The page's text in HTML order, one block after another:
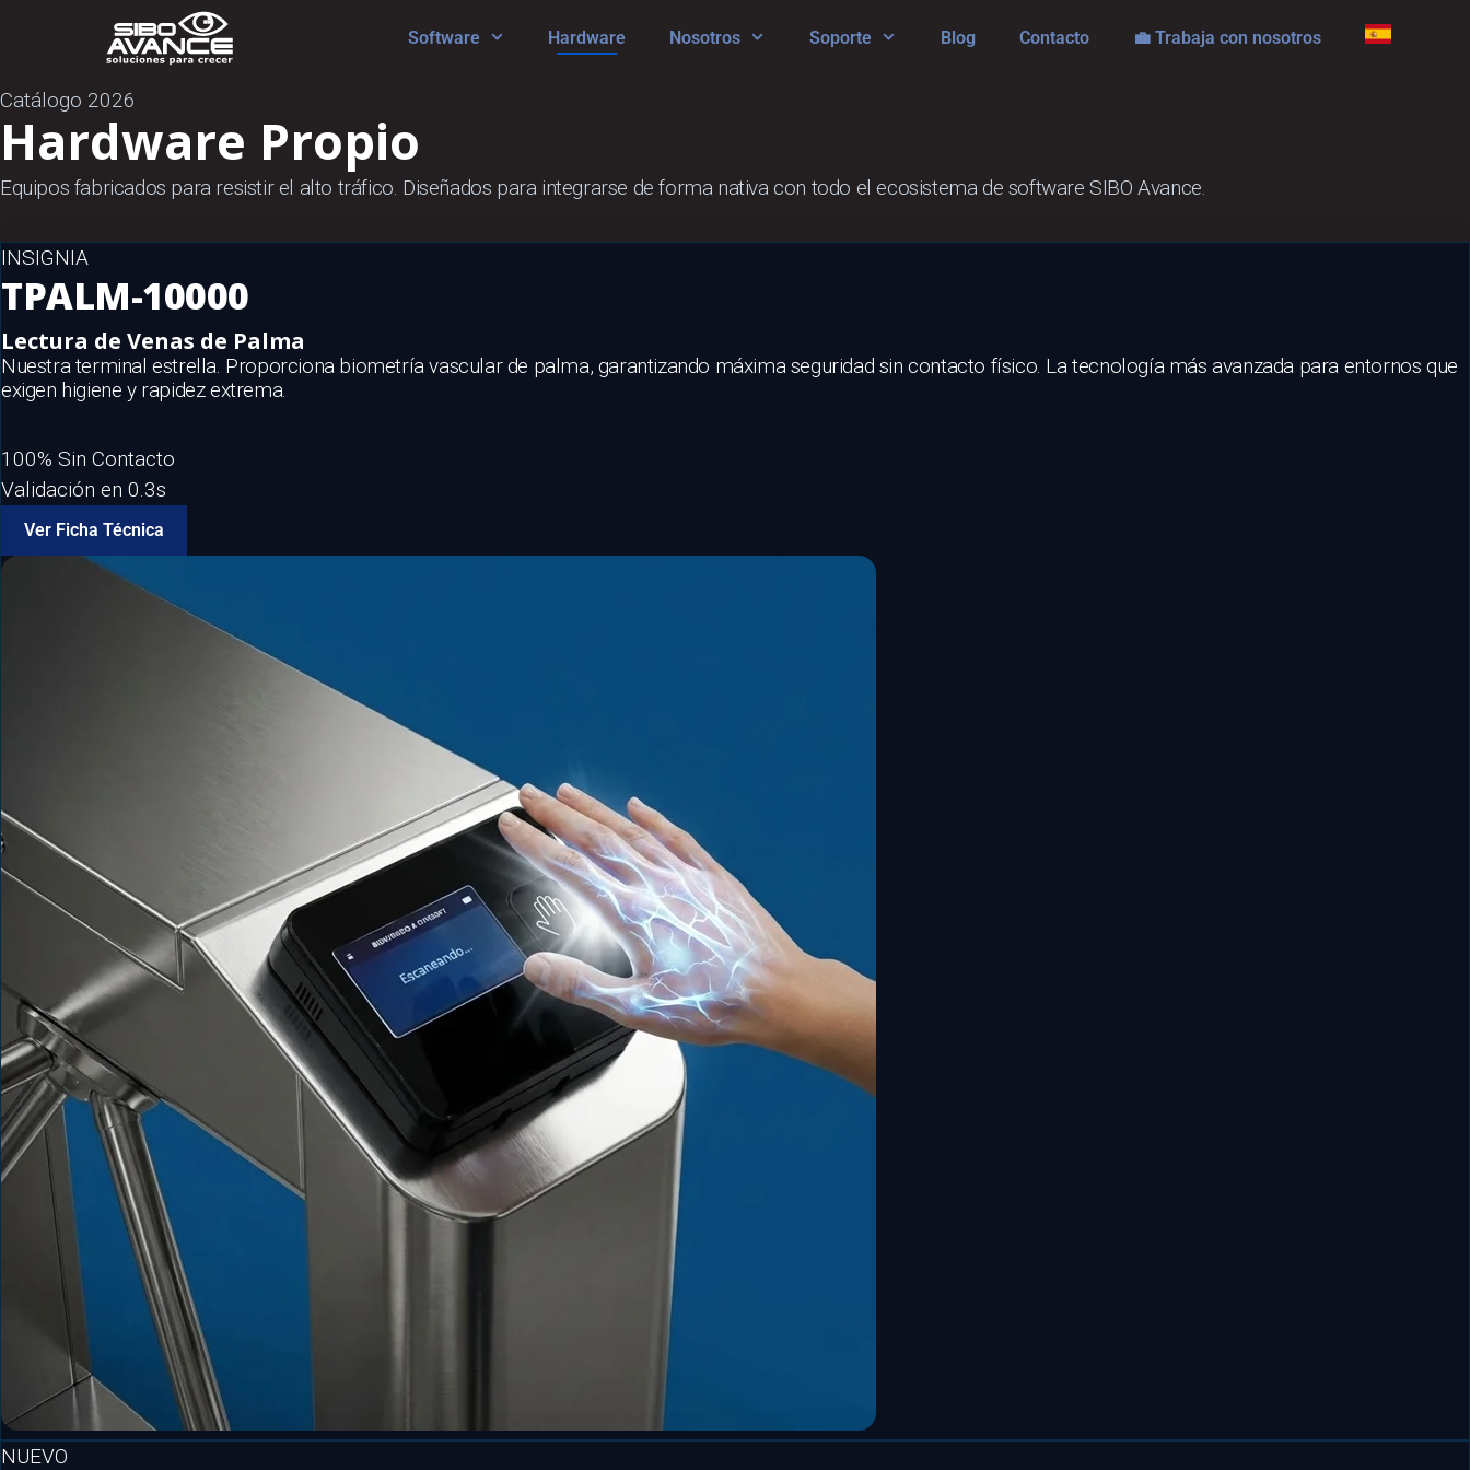
Software Hardware Nosotros Soporte Blog Contacto 💼 Trabaja con nosotros
Catálogo 2026
Hardware Propio
Equipos fabricados para resistir el alto tráfico. Diseñados para integrarse de forma nativa con todo el ecosistema de software SIBO Avance.
INSIGNIA
TPALM-10000
Lectura de Venas de Palma
Nuestra terminal estrella. Proporciona biometría vascular de palma, garantizando máxima seguridad sin contacto físico. La tecnología más avanzada para entornos que
exigen higiene y rapidez extrema.
100% Sin Contacto
Validación en 0.3s
Ver Ficha Técnica
NUEVO